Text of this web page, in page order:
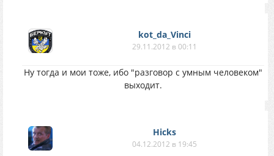
kot_da_Vinci
29.11.2012 в 00:11
Ну тогда и мои тоже, ибо "разговор с умным человеком"
выходит.
Hicks
04.12.2012 в 19:45